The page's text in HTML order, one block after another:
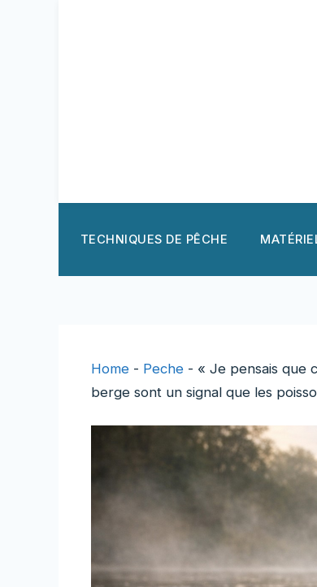
TECHNIQUES DE PÊCHE
Home - Peche - « Je pensais que
berge sont un signal que les